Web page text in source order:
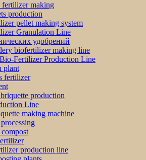
fertilizer making
production
pellet making system
Granulation Line
удобрений
biofertilizer making line
Fertilizer Production Line
plant
fertilizer
production
Line
making machine
production line